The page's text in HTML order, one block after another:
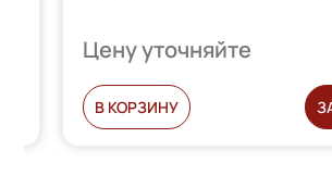
Цену уточняйте
В КОРЗИНУ